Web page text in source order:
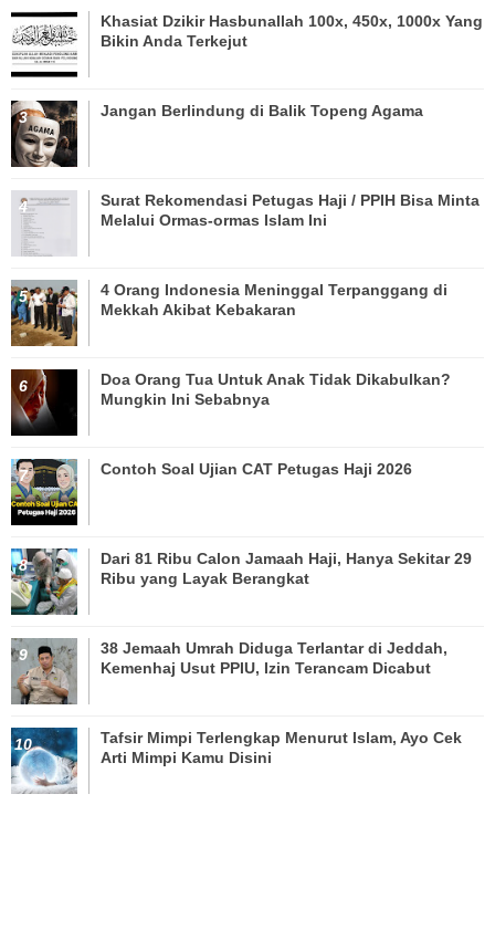
Khasiat Dzikir Hasbunallah 100x, 450x, 1000x Yang
Bikin Anda Terkejut
Jangan Berlindung di Balik Topeng Agama
Surat Rekomendasi Petugas Haji / PPIH Bisa Minta
Melalui Ormas-ormas Islam Ini
4 Orang Indonesia Meninggal Terpanggang di
Mekkah Akibat Kebakaran
Doa Orang Tua Untuk Anak Tidak Dikabulkan?
Mungkin Ini Sebabnya
Contoh Soal Ujian CAT Petugas Haji 2026
Dari 81 Ribu Calon Jamaah Haji, Hanya Sekitar 29
Ribu yang Layak Berangkat
38 Jemaah Umrah Diduga Terlantar di Jeddah,
Kemenhaj Usut PPIU, Izin Terancam Dicabut
Tafsir Mimpi Terlengkap Menurut Islam, Ayo Cek
Arti Mimpi Kamu Disini